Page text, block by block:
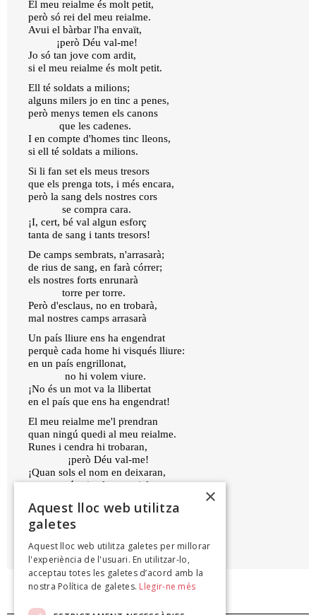
El meu reialme és molt petit,
però só rei del meu reialme.
Avui el bàrbar l'ha envaït,
¡però Déu val-me!
Jo só tan jove com ardit,
si el meu reialme és molt petit.
Ell té soldats a milions;
alguns milers jo en tinc a penes,
però menys temen els canons
que les cadenes.
I en compte d'homes tinc lleons,
si ell té soldats a milions.
Si li fan set els meus tresors
que els prenga tots, i més encara,
però la sang dels nostres cors
se compra cara.
¡I, cert, bé val algun esforç
tanta de sang i tants tresors!
De camps sembrats, n'arrasarà;
de rius de sang, en farà córrer;
els nostres forts enrunarà
torre per torre.
Però d'esclaus, no en trobarà,
mal nostres camps arrasarà
Un país lliure ens ha engendrat
perquè cada home hi visqués lliure:
en un país engrillonat,
no hi volem viure.
¡No és un mot va la llibertat
en el país que ens ha engendrat!
El meu reialme me'l prendran
quan ningú quedi al meu reialme.
Runes i cendra hi trobaran,
¡però Déu val-me!
¡Quan sols el nom en deixaran,
tant com és xic el meu reialme
Àtila: flors de sang, 1917
×
Aquest lloc web utilitza
galetes
Aquest lloc web utilitza galetes per millorar
l'experiència de l'usuari. En utilitzar-lo,
acceptau totes les galetes d’acord amb la
nostra Política de galetes. Llegir-ne més